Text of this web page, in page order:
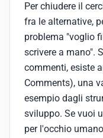
Per chiudere il
fra le alternative,
problema "voglio
scrivere a mano".
commenti, esiste
Comments), una
esempio dagli
sviluppo. Se vuoi
per l'occhio